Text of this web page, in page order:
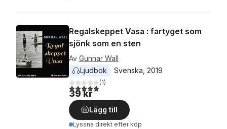
Regalskeppet Vasa : fartyget som
sjönk som en sten
Av Gunnar Wall
Ljudbok
Svenska 2019
5,0utav 5 stjärnor. Totalt antal röster:
(1)
39 kr
Lägg till
Lyssna direkt efter köp